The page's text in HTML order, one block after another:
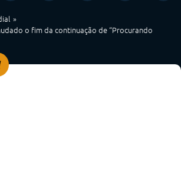
o fim da continuação de “Procurando